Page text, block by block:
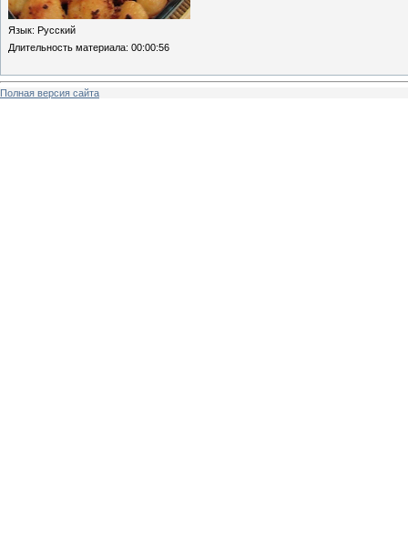
Язык: Русский
Длительность материала: 00:00:56
Полная версия сайта